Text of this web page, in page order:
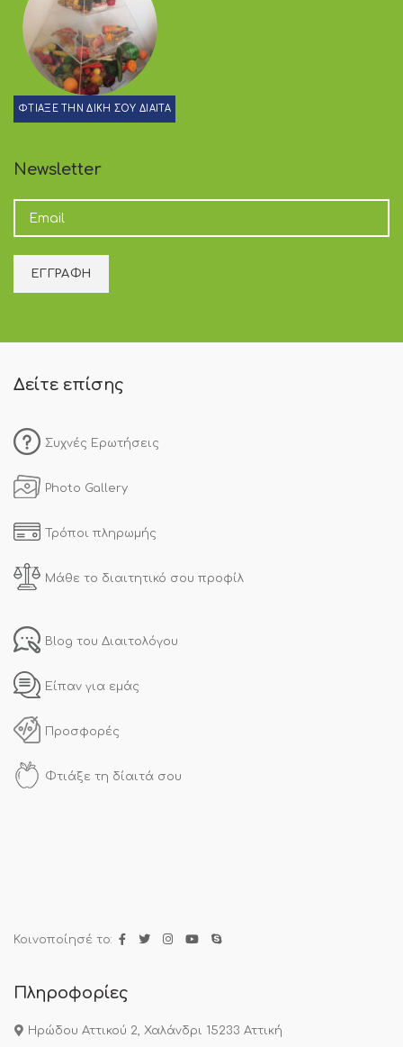
ΦΤΙΑΞΕ ΤΗΝ ΔΙΚΗ ΣΟΥ ΔΙΑΙΤΑ
Newsletter
Δείτε επίσης
Συχνές Ερωτήσεις
Photo Gallery
Τρόποι πληρωμής
Μάθε το διαιτητικό σου προφίλ
Blog του Διαιτολόγου
Είπαν για εμάς
Προσφορές
Φτιάξε τη δίαιτά σου
Κοινοποίησέ το:
Πληροφορίες
Ηρώδου Αττικού 2, Χαλάνδρι 15233 Αττική